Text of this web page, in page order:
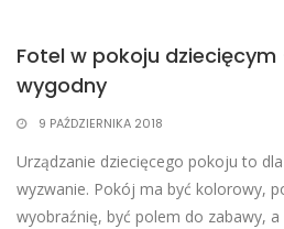
Fotel w pokoju
wygodny
9 PAŹDZIERNIKA 2018
​Urządzanie dziecięcego pokoju to
wyzwanie. Pokój ma być kolorowy,
wyobraźnię, być polem do zabawy,